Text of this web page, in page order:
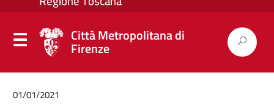
Città Metropolitana di
Firenze
01/01/2021